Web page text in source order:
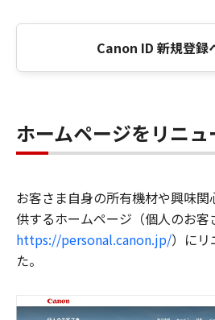
Canon ID 新規登録
ホームページをリニュ
お客さま自身の所有機材や興味
供するホームページ（個人のお客
https://personal.canon.jp/）にリ
た。